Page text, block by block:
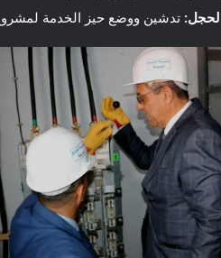
تدشين ووضع حيز الخدمة لمشروع